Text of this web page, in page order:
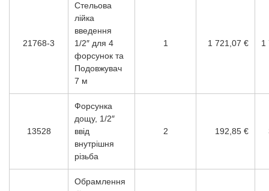
21768-3
Стельова
лійка
введення
1/2″ для 4
форсунок та
Подовжувач
7 м
1 1 721,07 € 1
13528
Форсунка
дощу, 1/2″
ввід
внутрішня
різьба
2 192,85 €
Обрамлення